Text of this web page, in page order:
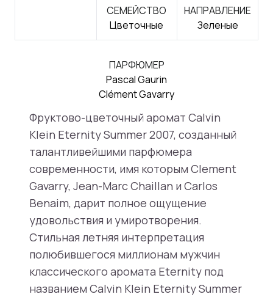
СЕМЕЙСТВО
Цветочные
НАПРАВЛЕНИЕ
Зеленые
ПАРФЮМЕР
Pascal Gaurin
Clément Gavarry
Фруктово-цветочный аромат Calvin
Klein Eternity Summer 2007, созданный
талантливейшими парфюмера
современности, имя которым Clement
Gavarry, Jean-Marc Chaillan и Carlos
Benaim, дарит полное ощущение
удовольствия и умиротворения.
Стильная летняя интерпретация
полюбившегося миллионам мужчин
классического аромата Eternity под
названием Calvin Klein Eternity Summer